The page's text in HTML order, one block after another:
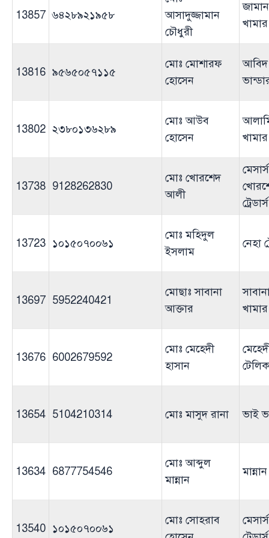
13857 ৬৪২৮৯২১৯৫৮
আসাদুজ্জামান
চৌধুরী
খামার
13816 ৯৫৬৫০৫৭১১৫
মোঃ মোশারফ
হোসেন
13802 ২৩৮০১৩৬২৮৯
মোঃ আউব
হোসেন
খামার
13738 9128262830
মোঃ খোরশেদ
আলী
মেসার্স
ট্রেডার্স
13723 ১০১৫০৭০০৬১
মোঃ মহিদুল
ইসলাম
নেহা
13697 5952240421
মোছাঃ সাবানা
আক্তার
খামার
13676 6002679592
মোঃ মেহেদী
হাসান
13654 5104210314 মোঃ মাসুদ রানা ভাই
13634 6877754546
মোঃ আব্দুল
মান্নান
13540 ১০১৫০৭০০৬১
মোঃ সোহরাব